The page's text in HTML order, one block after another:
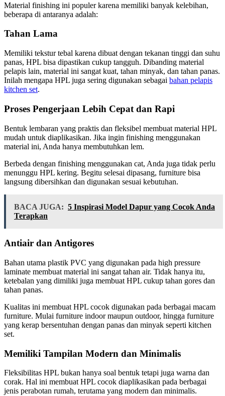
Material finishing ini populer karena memiliki banyak kelebihan,
beberapa di antaranya adalah:
Tahan Lama
Memiliki tekstur tebal karena dibuat dengan tekanan tinggi dan suhu
panas, HPL bisa dipastikan cukup tangguh. Dibanding material
pelapis lain, material ini sangat kuat, tahan minyak, dan tahan panas.
Inilah mengapa HPL juga sering digunakan sebagai bahan pelapis
kitchen set.
Proses Pengerjaan Lebih Cepat dan Rapi
Bentuk lembaran yang praktis dan fleksibel membuat material HPL
mudah untuk diaplikasikan. Jika ingin finishing menggunakan
material ini, Anda hanya membutuhkan lem.
Berbeda dengan finishing menggunakan cat, Anda juga tidak perlu
menunggu HPL kering. Begitu selesai dipasang, furniture bisa
langsung dibersihkan dan digunakan sesuai kebutuhan.
BACA JUGA: 5 Inspirasi Model Dapur yang Cocok Anda
Terapkan
Antiair dan Antigores
Bahan utama plastik PVC yang digunakan pada high pressure
laminate membuat material ini sangat tahan air. Tidak hanya itu,
ketebalan yang dimiliki juga membuat HPL cukup tahan gores dan
tahan panas.
Kualitas ini membuat HPL cocok digunakan pada berbagai macam
furniture. Mulai furniture indoor maupun outdoor, hingga furniture
yang kerap bersentuhan dengan panas dan minyak seperti kitchen
set.
Memiliki Tampilan Modern dan Minimalis
Fleksibilitas HPL bukan hanya soal bentuk tetapi juga warna dan
corak. Hal ini membuat HPL cocok diaplikasikan pada berbagai
jenis perabotan rumah, terutama yang modern dan minimalis.